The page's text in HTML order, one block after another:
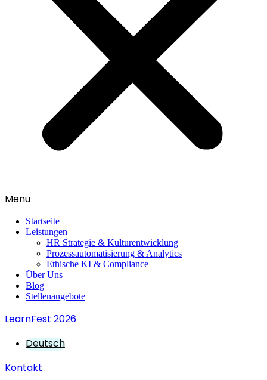
Menu
Startseite
Leistungen
HR Strategie & Kulturentwicklung
Prozessautomatisierung & Analytics
Ethische KI & Compliance
Über Uns
Blog
Stellenangebote
LearnFest 2026
Deutsch
Kontakt